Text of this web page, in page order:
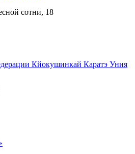
сотни, 18
Кйокушинкай Каратэ Уния